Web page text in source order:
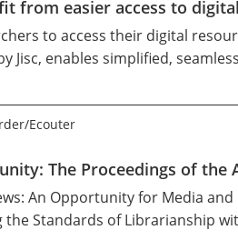
from easier access to
to access their digital
Jisc, enables simplified,
Ecouter
The Proceedings of the
An Opportunity for Media
Standards of Librarianship